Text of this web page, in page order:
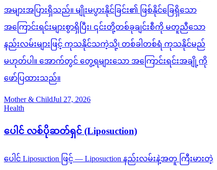
အများအပြားရှိသည်။ မျိုးမပွားနိုင်ခြင်း၏ ဖြစ်နိုင်ခြေရှိသော
အကြောင်းရင်းများစွာရှိပြီး၊ ၎င်းတို့တစ်ခုချင်းစီကို မတူညီသော
နည်းလမ်းများဖြင့် ကုသနိုင်သကဲ့သို့၊ တစ်ခါတစ်ရံ ကုသနိုင်မည်
မဟုတ်ပါ။ အောက်တွင် တွေ့ရများသော အကြောင်းရင်းအချို့ကို
ဖော်ပြထားသည်။
Mother & ChildJul 27, 2026
Health
ပေါင် လစ်ပိုဆတ်ရှင် (Liposuction)
ပေါင် Liposuction ဖြင့် — Liposuction နည်းလမ်းနဲ့အတူ ကြီးမားတဲ့